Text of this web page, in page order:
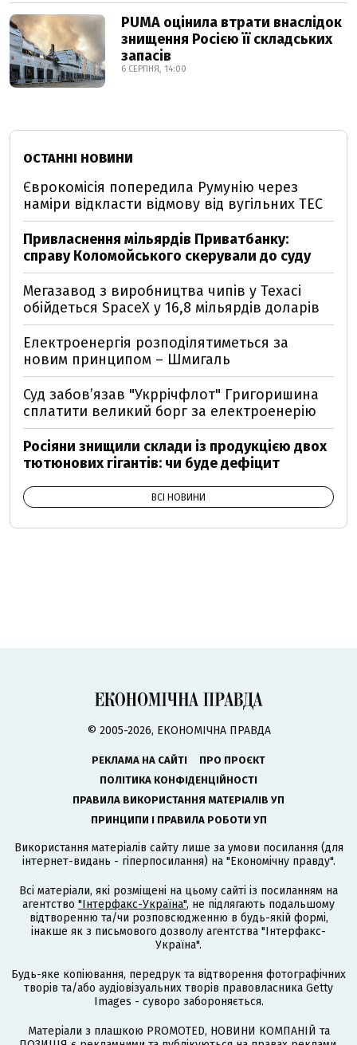
PUMA оцінила втрати внаслідок
знищення Росією її складських
запасів
6 СЕРПНЯ, 14:00
ОСТАННІ НОВИНИ
Єврокомісія попередила Румунію через
наміри відкласти відмову від вугільних ТЕС
Привласнення мільярдів Приватбанку:
справу Коломойського скерували до суду
Мегазавод з виробництва чипів у Техасі
обійдеться SpaceX у 16,8 мільярдів доларів
Електроенергія розподілятиметься за
новим принципом – Шмигаль
Суд забов’язав "Укррічфлот" Григоришина
сплатити великий борг за електроенерію
Росіяни знищили склади із продукцією двох
тютюнових гігантів: чи буде дефіцит
ВСІ НОВИНИ
© 2005-2026, ЕКОНОМІЧНА ПРАВДА
РЕКЛАМА НА САЙТІ
ПРО ПРОЄКТ
ПОЛІТИКА КОНФІДЕНЦІЙНОСТІ
ПРАВИЛА ВИКОРИСТАННЯ МАТЕРІАЛІВ УП
ПРИНЦИПИ І ПРАВИЛА РОБОТИ УП
Використання матеріалів сайту лише за умови посилання (для
інтернет-видань - гіперпосилання) на "Економічну правду".
Всі матеріали, які розміщені на цьому сайті із посиланням на
агентство "Інтерфакс-Україна", не підлягають подальшому
відтворенню та/чи розповсюдженню в будь-якій формі,
інакше як з письмового дозволу агентства "Інтерфакс-
Україна".
Будь-яке копіювання, передрук та відтворення фотографічних
творів та/або аудіовізуальних творів правовласника Getty
Images - суворо забороняється.
Матеріали з плашкою PROMOTED, НОВИНИ КОМПАНІЙ та